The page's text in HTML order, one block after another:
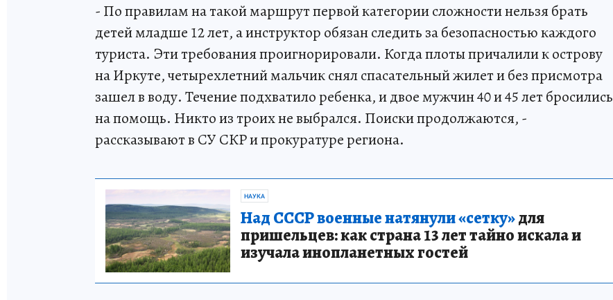
- По правилам на такой маршрут первой категории сложности нельзя брать
детей младше 12 лет, а инструктор обязан следить за безопасностью каждого
туриста. Эти требования проигнорировали. Когда плоты причалили к острову
на Иркуте, четырехлетний мальчик снял спасательный жилет и без присмотра
зашел в воду. Течение подхватило ребенка, и двое мужчин 40 и 45 лет бросились
на помощь. Никто из троих не выбрался. Поиски продолжаются, -
рассказывают в СУ СКР и прокуратуре региона.
НАУКА
Над СССР военные натянули «сетку»для
пришельцев: как страна 13 лет тайно искала и
изучала инопланетных гостей